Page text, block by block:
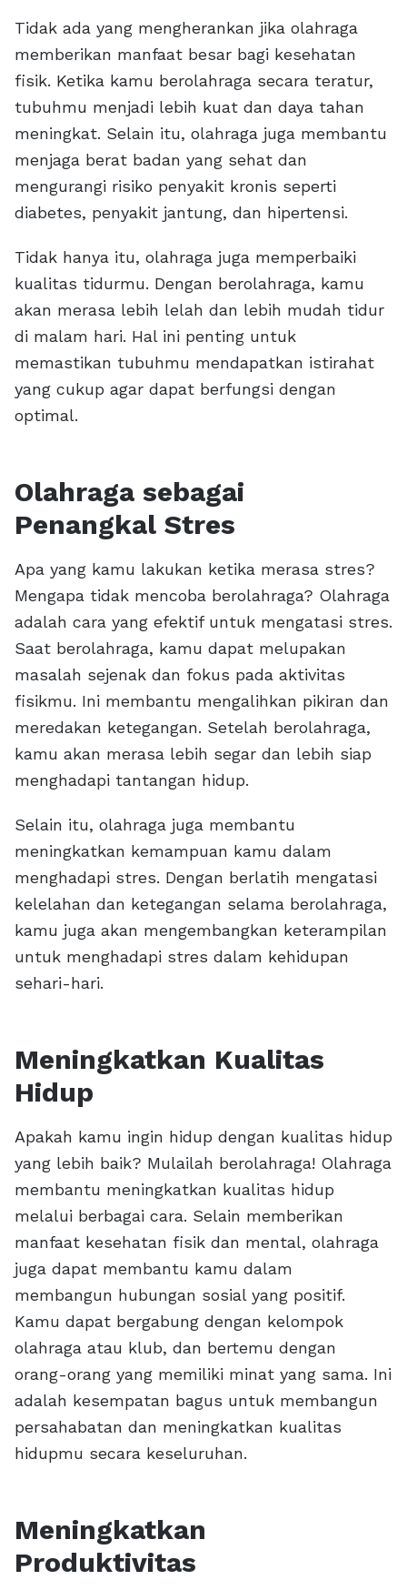
Tidak ada yang mengherankan jika olahraga
memberikan manfaat besar bagi kesehatan
fisik. Ketika kamu berolahraga secara teratur,
tubuhmu menjadi lebih kuat dan daya tahan
meningkat. Selain itu, olahraga juga membantu
menjaga berat badan yang sehat dan
mengurangi risiko penyakit kronis seperti
diabetes, penyakit jantung, dan hipertensi.
Tidak hanya itu, olahraga juga memperbaiki
kualitas tidurmu. Dengan berolahraga, kamu
akan merasa lebih lelah dan lebih mudah tidur
di malam hari. Hal ini penting untuk
memastikan tubuhmu mendapatkan istirahat
yang cukup agar dapat berfungsi dengan
optimal.
Olahraga sebagai
Penangkal Stres
Apa yang kamu lakukan ketika merasa stres?
Mengapa tidak mencoba berolahraga? Olahraga
adalah cara yang efektif untuk mengatasi stres.
Saat berolahraga, kamu dapat melupakan
masalah sejenak dan fokus pada aktivitas
fisikmu. Ini membantu mengalihkan pikiran dan
meredakan ketegangan. Setelah berolahraga,
kamu akan merasa lebih segar dan lebih siap
menghadapi tantangan hidup.
Selain itu, olahraga juga membantu
meningkatkan kemampuan kamu dalam
menghadapi stres. Dengan berlatih mengatasi
kelelahan dan ketegangan selama berolahraga,
kamu juga akan mengembangkan keterampilan
untuk menghadapi stres dalam kehidupan
sehari-hari.
Meningkatkan Kualitas
Hidup
Apakah kamu ingin hidup dengan kualitas hidup
yang lebih baik? Mulailah berolahraga! Olahraga
membantu meningkatkan kualitas hidup
melalui berbagai cara. Selain memberikan
manfaat kesehatan fisik dan mental, olahraga
juga dapat membantu kamu dalam
membangun hubungan sosial yang positif.
Kamu dapat bergabung dengan kelompok
olahraga atau klub, dan bertemu dengan
orang-orang yang memiliki minat yang sama. Ini
adalah kesempatan bagus untuk membangun
persahabatan dan meningkatkan kualitas
hidupmu secara keseluruhan.
Meningkatkan
Produktivitas